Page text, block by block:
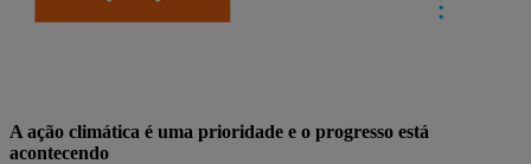
A ação climática é uma prioridade e o progresso está
acontecendo